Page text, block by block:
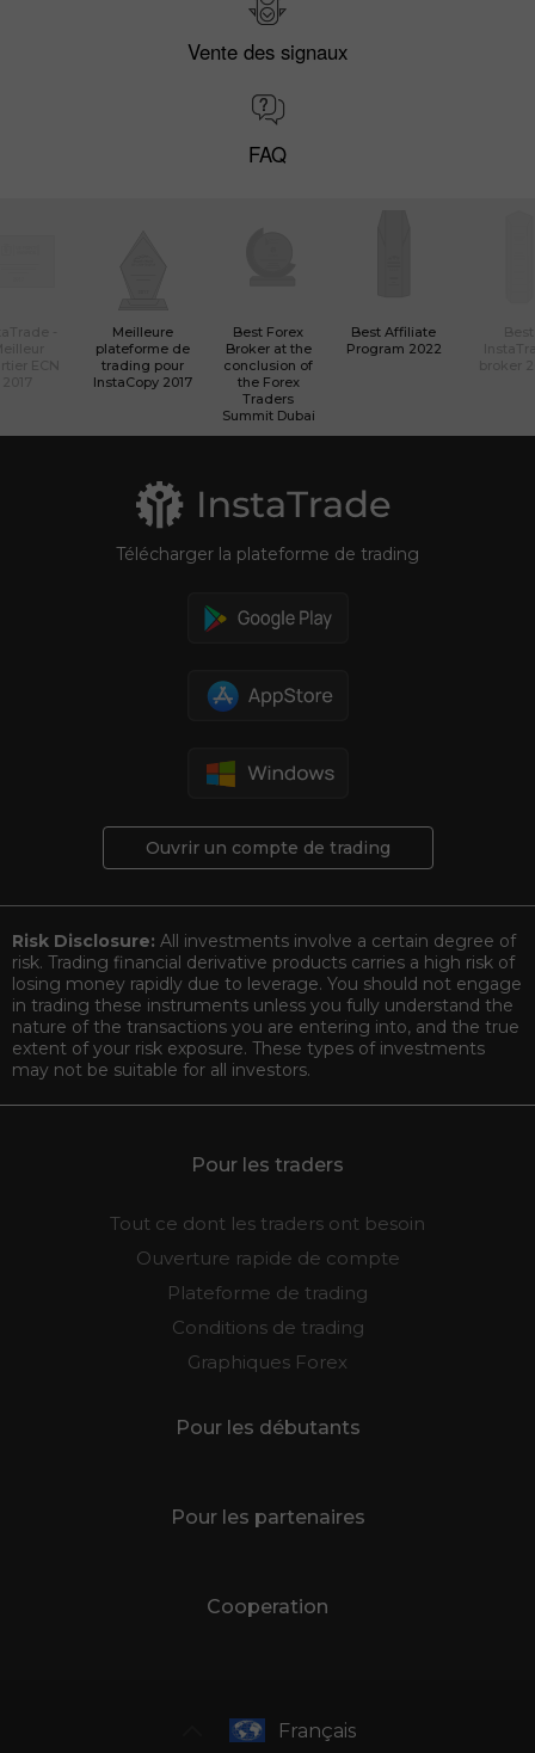
Vente des signaux
FAQ
Meilleure
plateforme de
trading pour
InstaCopy 2017
Best Forex
Broker at the
conclusion of
the Forex
Traders
Summit Dubai
Best Affiliate
Program 2022
Télécharger la plateforme de trading
Ouvrir un compte de trading
Risk Disclosure: All investments involve a certain degree of
risk. Trading financial derivative products carries a high risk of
losing money rapidly due to leverage. You should not engage
in trading these instruments unless you fully understand the
nature of the transactions you are entering into, and the true
extent of your risk exposure. These types of investments
may not be suitable for all investors.
Pour les traders
Tout ce dont les traders ont besoin
Ouverture rapide de compte
Plateforme de trading
Conditions de trading
Graphiques Forex
Pour les débutants
Pour les partenaires
Cooperation
Français